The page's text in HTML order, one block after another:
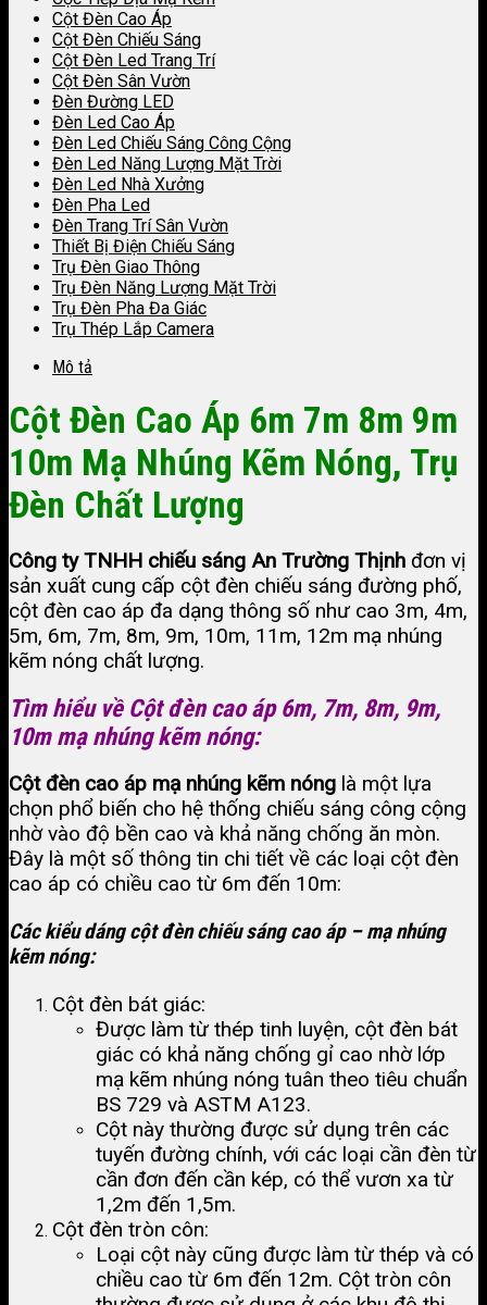
Cột Đèn Cao Áp
Cột Đèn Chiếu Sáng
Cột Đèn Led Trang Trí
Cột Đèn Sân Vườn
Đèn Đường LED
Đèn Led Cao Áp
Đèn Led Chiếu Sáng Công Cộng
Đèn Led Năng Lượng Mặt Trời
Đèn Led Nhà Xưởng
Đèn Pha Led
Đèn Trang Trí Sân Vườn
Thiết Bị Điện Chiếu Sáng
Trụ Đèn Giao Thông
Trụ Đèn Năng Lượng Mặt Trời
Trụ Đèn Pha Đa Giác
Trụ Thép Lắp Camera
Mô tả
Cột Đèn Cao Áp 6m 7m 8m 9m
10m Mạ Nhúng Kẽm Nóng, Trụ
Đèn Chất Lượng
Công ty TNHH chiếu sáng An Trường Thịnh đơn vị
sản xuất cung cấp cột đèn chiếu sáng đường phố,
cột đèn cao áp đa dạng thông số như cao 3m, 4m,
5m, 6m, 7m, 8m, 9m, 10m, 11m, 12m mạ nhúng
kẽm nóng chất lượng.
Tìm hiểu về Cột đèn cao áp 6m, 7m, 8m, 9m,
10m mạ nhúng kẽm nóng:
Cột đèn cao áp mạ nhúng kẽm nóng là một lựa
chọn phổ biến cho hệ thống chiếu sáng công cộng
nhờ vào độ bền cao và khả năng chống ăn mòn.
Đây là một số thông tin chi tiết về các loại cột đèn
cao áp có chiều cao từ 6m đến 10m:
Các kiểu dáng cột đèn chiếu sáng cao áp – mạ nhúng
kẽm nóng:
Cột đèn bát giác:
Được làm từ thép tinh luyện, cột đèn bát
giác có khả năng chống gỉ cao nhờ lớp
mạ kẽm nhúng nóng tuân theo tiêu chuẩn
BS 729 và ASTM A123.
Cột này thường được sử dụng trên các
tuyến đường chính, với các loại cần đèn từ
cần đơn đến cần kép, có thể vươn xa từ
1,2m đến 1,5m​.
Cột đèn tròn côn:
Loại cột này cũng được làm từ thép và có
chiều cao từ 6m đến 12m. Cột tròn côn